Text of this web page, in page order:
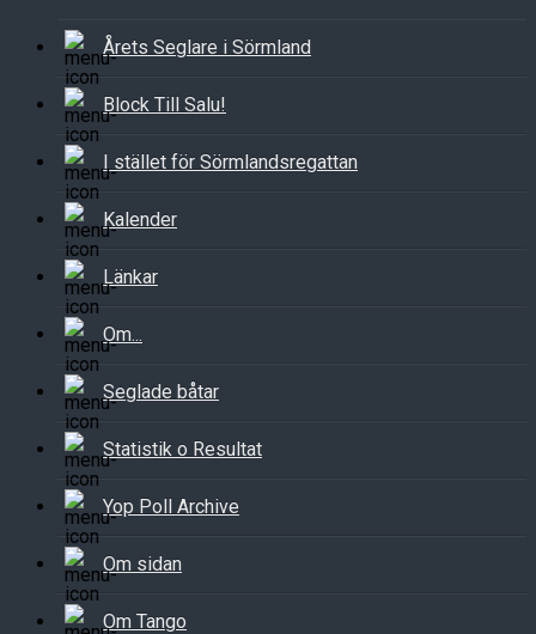
Årets Seglare i Sörmland
Block Till Salu!
I stället för Sörmlandsregattan
Kalender
Länkar
Om...
Seglade båtar
Statistik o Resultat
Yop Poll Archive
Om sidan
Om Tango